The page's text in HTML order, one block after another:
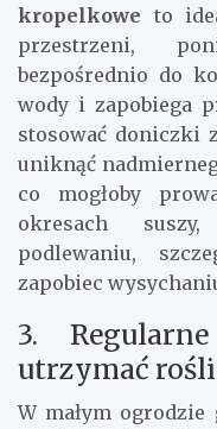
kropelkowe to
przestrzeni,
bezpośrednio do
wody i zapobiega
stosować doniczki
uniknąć
co mogłoby
okresach
podlewaniu,
zapobiec
3.
utrzymać
W małym ogrodzie